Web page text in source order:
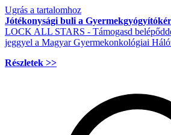
Ugrás a tartalomhoz
Jótékonysági buli a
LOCK ALL STARS - Támogasd
jeggyel a Magyar Gyermekonkológiai
Részletek >>